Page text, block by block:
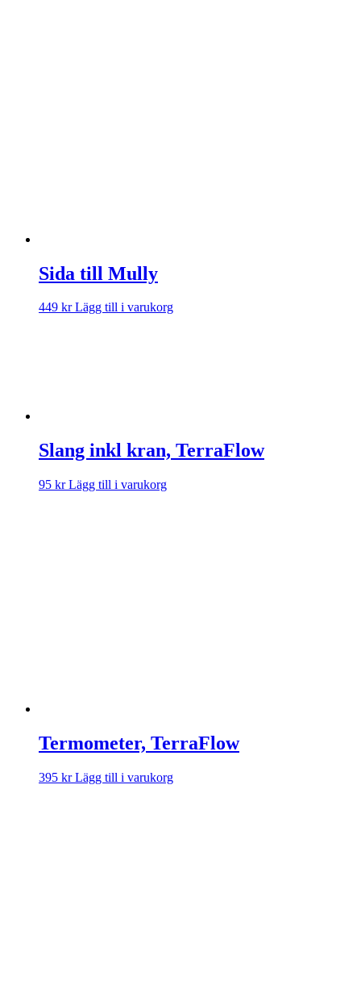
Sida till Mully
449 kr Lägg till i varukorg
Slang inkl kran, TerraFlow
95 kr Lägg till i varukorg
Termometer, TerraFlow
395 kr Lägg till i varukorg